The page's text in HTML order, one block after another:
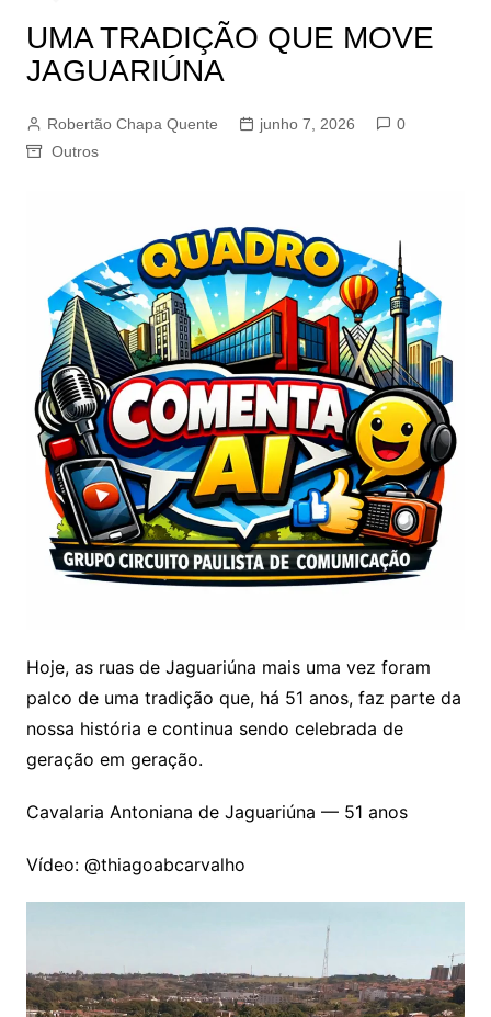
UMA TRADIÇÃO QUE MOVE
JAGUARIÚNA
Robertão Chapa Quente junho 7, 2026
0
Outros
Hoje, as ruas de Jaguariúna mais uma vez foram
palco de uma tradição que, há 51 anos, faz parte da
nossa história e continua sendo celebrada de
geração em geração.
Cavalaria Antoniana de Jaguariúna — 51 anos
Vídeo: @thiagoabcarvalho